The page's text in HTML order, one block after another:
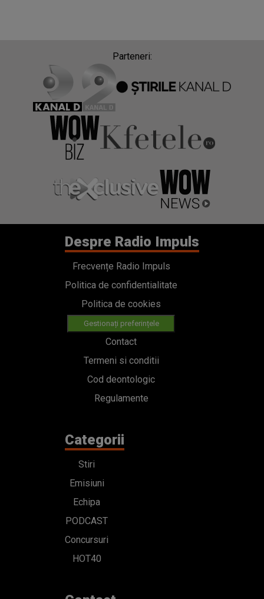
Parteneri:
Despre Radio Impuls
Frecvențe Radio Impuls
Politica de confidentialitate
Politica de cookies
Gestionați preferințele
Contact
Termeni si conditii
Cod deontologic
Regulamente
Categorii
Stiri
Emisiuni
Echipa
PODCAST
Concursuri
HOT40